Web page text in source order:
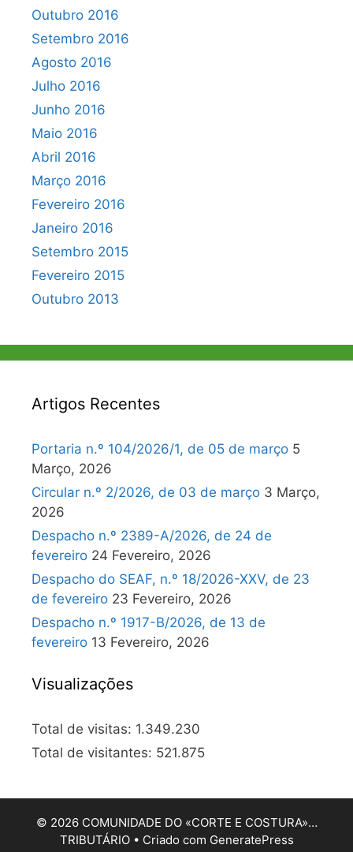
Outubro 2016
Setembro 2016
Agosto 2016
Julho 2016
Junho 2016
Maio 2016
Abril 2016
Março 2016
Fevereiro 2016
Janeiro 2016
Setembro 2015
Fevereiro 2015
Outubro 2013
Artigos Recentes
Portaria n.º 104/2026/1, de 05 de março 5
Março, 2026
Circular n.º 2/2026, de 03 de março 3 Março,
2026
Despacho n.º 2389-A/2026, de 24 de
fevereiro 24 Fevereiro, 2026
Despacho do SEAF, n.º 18/2026-XXV, de 23
de fevereiro 23 Fevereiro, 2026
Despacho n.º 1917-B/2026, de 13 de
fevereiro 13 Fevereiro, 2026
Visualizações
Total de visitas: 1.349.230
Total de visitantes: 521.875
© 2026 COMUNIDADE DO «CORTE E COSTURA»…
TRIBUTÁRIO• Criado com GeneratePress